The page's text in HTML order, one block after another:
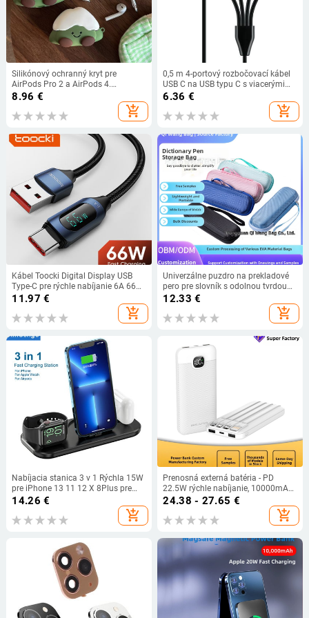
Silikónový ochranný kryt pre
AirPods Pro 2 a AirPods 4.
generáciu – farba Matcha modrá,
8.96 €
add_shopping_cart
0,5 m 4-portový rozbočovací kábel
USB C na USB typu C s viacerými
nabíjacími konektormi pre
6.36 €
add_shopping_cart
Kábel Toocki Digital Display USB
Type-C pre rýchle nabíjanie 6A 66W
USB C pre nabíjanie a dátový kábel
pre Huawei Mate 50 40 Pro Xiaomi
Samsung
11.97 €
add_shopping_cart
Univerzálne puzdro na prekladové
pero pre slovník s odolnou tvrdou
škrupinou – možnosť
12.33 €
add_shopping_cart
Nabíjacia stanica 3 v 1 Rýchla 15W
pre iPhone 13 11 12 X 8Plus pre
Apple Watch 7-1 Nabíjacia stanica
pre Airpods Pro Držiak nabíjačky
14.26 €
add_shopping_cart
Prenosná externá batéria - PD
22.5W rýchle nabíjanie, 10000mAh,
QC3.0, Li-ion polymerová batéria,
24.38 - 27.65 €
add_shopping_cart